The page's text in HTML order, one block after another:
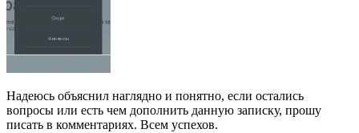
Надеюсь объяснил наглядно и понятно, если остались
вопросы или есть чем дополнить данную записку, прошу
писать в комментариях. Всем успехов.